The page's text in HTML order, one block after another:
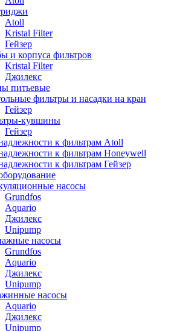
Atoll
Kristal Filter
Гейзер
и корпуса фильтров
Kristal Filter
Джилекс
питьевые
фильтры и насадки на кран
Гейзер
кувшины
Гейзер
к фильтрам Atoll
к фильтрам Honeywell
к фильтрам Гейзер
насосы
Grundfos
Aquario
Джилекс
Unipump
насосы
Grundfos
Aquario
Джилекс
Unipump
насосы
Aquario
Джилекс
Unipump